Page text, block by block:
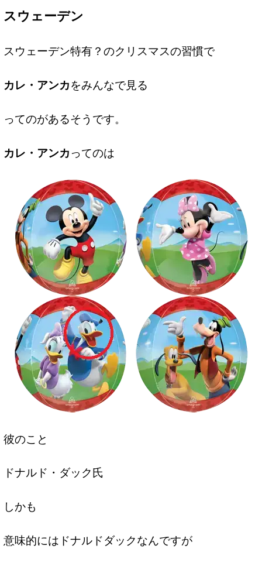
スウェーデン
スウェーデン特有？のクリスマスの習慣で
カレ・アンカをみんなで見る
ってのがあるそうです。
カレ・アンカ ってのは
彼のこと
ドナルド・ダック氏
しかも
意味的にはドナルドダックなんですが